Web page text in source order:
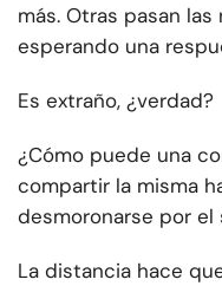
más. Otras pasan
esperando una
Es extraño, ¿verdad?
¿Cómo puede una
compartir la misma
desmoronarse por el
La distancia hace